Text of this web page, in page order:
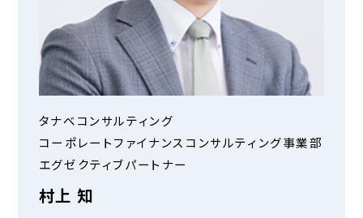
タナベコンサルティング
コーポレートファイナンスコンサルティング事業部
エグゼクティブパートナー
村上 知